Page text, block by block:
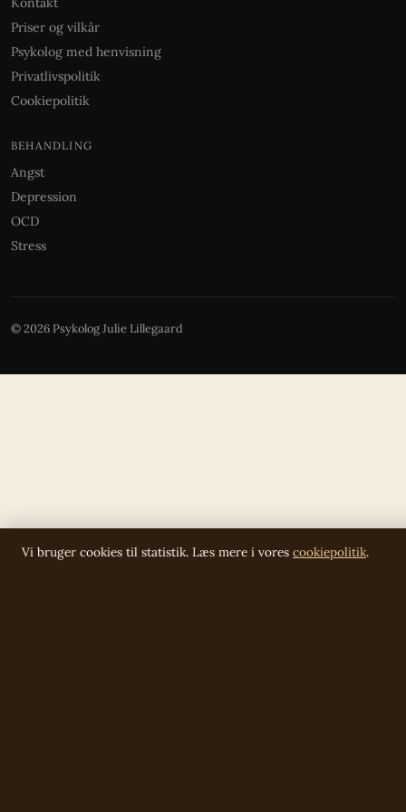
Priser og vilkår
Psykolog med henvisning
Privatlivspolitik
Cookiepolitik
BEHANDLING
Angst
Depression
OCD
Stress
© 2026 Psykolog Julie Lillegaard
Vi bruger cookies til statistik. Læs mere i vores cookiepolitik.